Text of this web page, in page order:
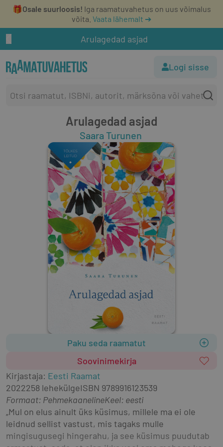
🎁Osale suurloosis! Iga raamatuvahetus on uus võimalus
võita. Vaata lähemalt ➔
Arulagedad asjad
Logi sisse
Arulagedad asjad
Saara Turunen
Paku seda raamatut
Soovinimekirja
Kirjastaja: Eesti Raamat
2022258 lehekülgeISBN 9789916123539
Formaat: PehmekaanelineKeel: eesti
„Mul on elus ainult üks küsimus, millele ma ei ole
leidnud sellist vastust, mis tagaks mulle
mingisugusegi hingerahu, ja see küsimus puudutab